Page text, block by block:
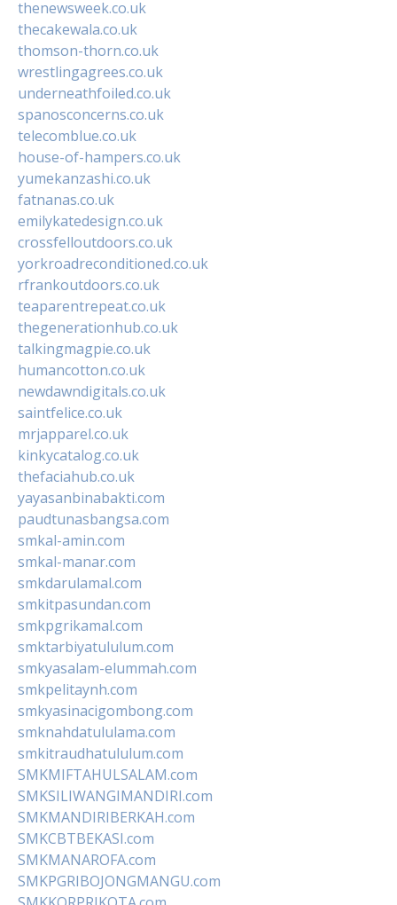
thenewsweek.co.uk
thecakewala.co.uk
thomson-thorn.co.uk
wrestlingagrees.co.uk
underneathfoiled.co.uk
spanosconcerns.co.uk
telecomblue.co.uk
house-of-hampers.co.uk
yumekanzashi.co.uk
fatnanas.co.uk
emilykatedesign.co.uk
crossfelloutdoors.co.uk
yorkroadreconditioned.co.uk
rfrankoutdoors.co.uk
teaparentrepeat.co.uk
thegenerationhub.co.uk
talkingmagpie.co.uk
humancotton.co.uk
newdawndigitals.co.uk
saintfelice.co.uk
mrjapparel.co.uk
kinkycatalog.co.uk
thefaciahub.co.uk
yayasanbinabakti.com
paudtunasbangsa.com
smkal-amin.com
smkal-manar.com
smkdarulamal.com
smkitpasundan.com
smkpgrikamal.com
smktarbiyatululum.com
smkyasalam-elummah.com
smkpelitaynh.com
smkyasinacigombong.com
smknahdatululama.com
smkitraudhatululum.com
SMKMIFTAHULSALAM.com
SMKSILIWANGIMANDIRI.com
SMKMANDIRIBERKAH.com
SMKCBTBEKASI.com
SMKMANAROFA.com
SMKPGRIBOJONGMANGU.com